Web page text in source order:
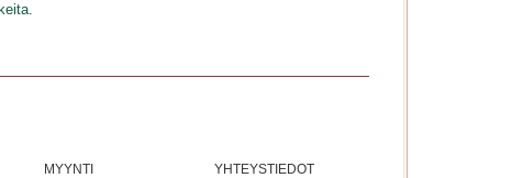
MYYNTI YHTEYSTIEDOT